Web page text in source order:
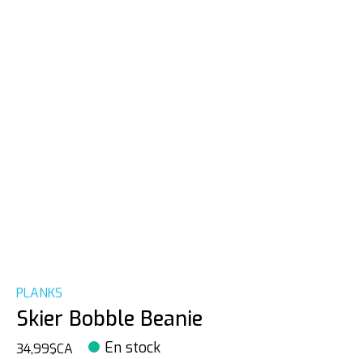
PLANKS
Skier Bobble Beanie
34,99$CA En stock